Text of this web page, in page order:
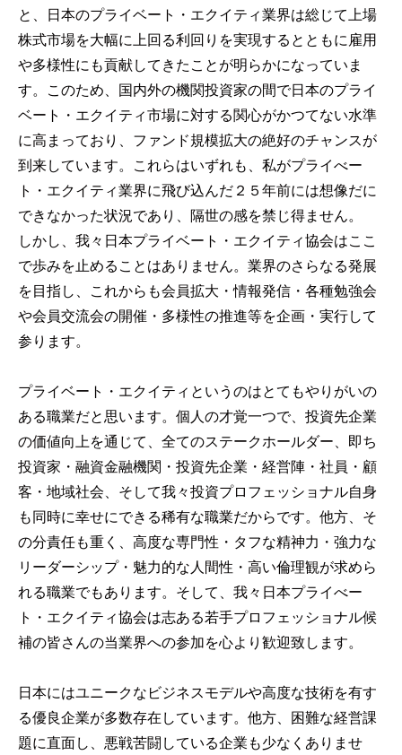
と、日本のプライベート・エクイティ業界は総じて上場
株式市場を大幅に上回る利回りを実現するとともに雇用
や多様性にも貢献してきたことが明らかになっていま
す。このため、国内外の機関投資家の間で日本のプライ
ベート・エクイティ市場に対する関心がかつてない水準
に高まっており、ファンド規模拡大の絶好のチャンスが
到来しています。これらはいずれも、私がプライべー
ト・エクイティ業界に飛び込んだ２５年前には想像だに
できなかった状況であり、隔世の感を禁じ得ません。
しかし、我々日本プライベート・エクイティ協会はここ
で歩みを止めることはありません。業界のさらなる発展
を目指し、これからも会員拡大・情報発信・各種勉強会
や会員交流会の開催・多様性の推進等を企画・実行して
参ります。
プライベート・エクイティというのはとてもやりがいの
ある職業だと思います。個人の才覚一つで、投資先企業
の価値向上を通じて、全てのステークホールダー、即ち
投資家・融資金融機関・投資先企業・経営陣・社員・顧
客・地域社会、そして我々投資プロフェッショナル自身
も同時に幸せにできる稀有な職業だからです。他方、そ
の分責任も重く、高度な専門性・タフな精神力・強力な
リーダーシップ・魅力的な人間性・高い倫理観が求めら
れる職業でもあります。そして、我々日本プライべー
ト・エクイティ協会は志ある若手プロフェッショナル候
補の皆さんの当業界への参加を心より歓迎致します。
日本にはユニークなビジネスモデルや高度な技術を有す
る優良企業が多数存在しています。他方、困難な経営課
題に直面し、悪戦苦闘している企業も少なくありませ